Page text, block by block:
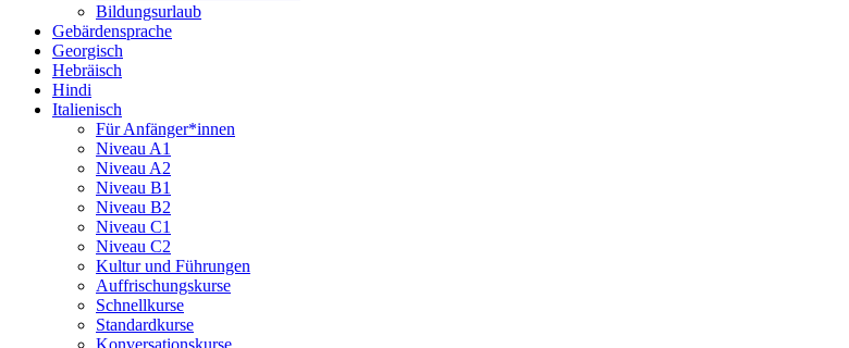
Bildungsurlaub
Gebärdensprache
Georgisch
Hebräisch
Hindi
Italienisch
Für Anfänger*innen
Niveau A1
Niveau A2
Niveau B1
Niveau B2
Niveau C1
Niveau C2
Kultur und Führungen
Auffrischungskurse
Schnellkurse
Standardkurse
Konversationskurse